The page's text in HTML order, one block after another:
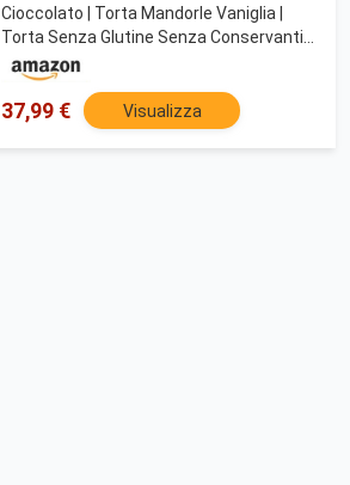
Cioccolato | Torta Mandorle Vaniglia |
Torta Senza Glutine Senza Conservanti -
2 x 240 Gr | Dolci Senza Glutine
37,99 € Visualizza